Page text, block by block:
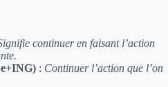
continuer en faisant l’action
: Continuer l’action que l’on